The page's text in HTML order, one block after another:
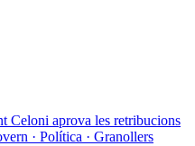
Celoni aprova les retribucions
· Política · Granollers